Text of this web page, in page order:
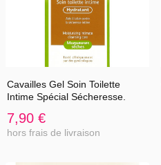
Cavailles Gel Soin Toilette
Intime Spécial Sécheresse.
7,90 €
hors frais de livraison